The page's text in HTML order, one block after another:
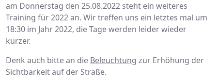
am Donnerstag den 25.08.2022 steht ein weiteres
Training für 2022 an. Wir treffen uns ein letztes mal um
18:30 im Jahr 2022, die Tage werden leider wieder
kürzer.
Denk auch bitte an die Beleuchtung zur Erhöhung der
Sichtbarkeit auf der Straße.